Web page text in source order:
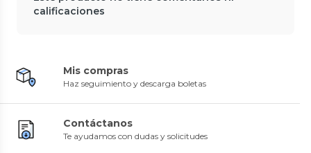
calificaciones
Mis compras
Haz seguimiento y descarga boletas
Contáctanos
Te ayudamos con dudas y solicitudes